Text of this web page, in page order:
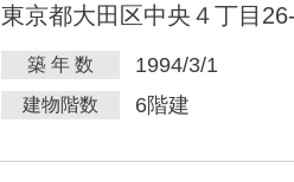
東京都大田区中央４丁目
築 年 数 1994/3/1
建物階数 6階建